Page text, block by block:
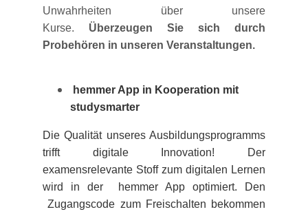
Unwahrheiten über unsere
Kurse. Überzeugen Sie sich durch
Probehören in unseren Veranstaltungen.
hemmer App in Kooperation mit
studysmarter
Die Qualität unseres Ausbildungsprogramms
trifft digitale Innovation! Der
examensrelevante Stoff zum digitalen Lernen
wird in der hemmer App optimiert. Den
Zugangscode zum Freischalten bekommen